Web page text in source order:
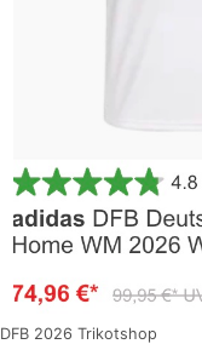
DFB 2026 Trikotshop